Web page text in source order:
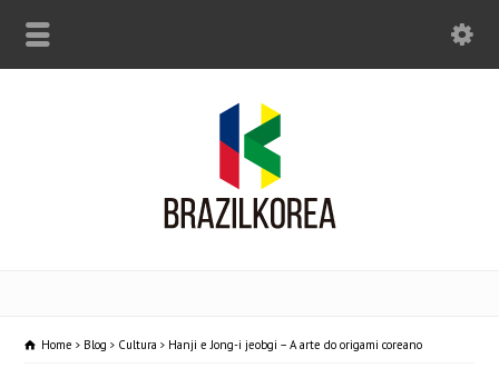
Home Blog Cultura Hanji e Jong-i jeobgi – A arte do origami coreano